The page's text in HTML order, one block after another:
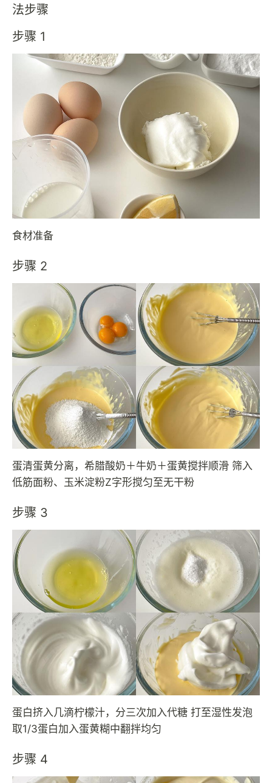
法步骤
步骤 1
食材准备
步骤 2
蛋清蛋黄分离，希腊酸奶＋牛奶＋蛋黄搅拌顺滑 筛入
低筋面粉、玉米淀粉Z字形搅匀至无干粉
步骤 3
蛋白挤入几滴柠檬汁，分三次加入代糖 打至湿性发泡
取1/3蛋白加入蛋黄糊中翻拌均匀
步骤 4